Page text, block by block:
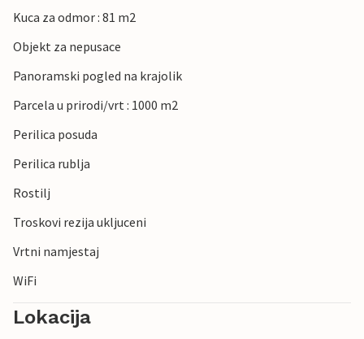
Kuca za odmor : 81 m2
Objekt za nepusace
Panoramski pogled na krajolik
Parcela u prirodi/vrt : 1000 m2
Perilica posuda
Perilica rublja
Rostilj
Troskovi rezija ukljuceni
Vrtni namjestaj
WiFi
Lokacija